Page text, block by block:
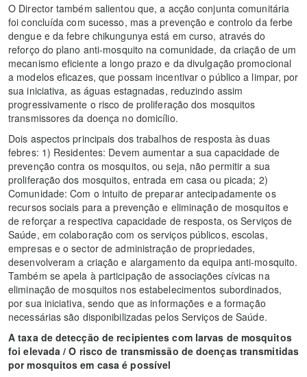
O Director também salientou que, a acção conjunta comunitária
foi concluída com sucesso, mas a prevenção e controlo da ferbe
dengue e da febre chikungunya está em curso, através do
reforço do plano anti-mosquito na comunidade, da criação de um
mecanismo eficiente a longo prazo e da divulgação promocional
a modelos eficazes, que possam incentivar o público a limpar, por
sua iniciativa, as águas estagnadas, reduzindo assim
progressivamente o risco de proliferação dos mosquitos
transmissores da doença no domicílio.
Dois aspectos principais dos trabalhos de resposta às duas
febres: 1) Residentes: Devem aumentar a sua capacidade de
prevenção contra os mosquitos, ou seja, não permitir a sua
proliferação dos mosquitos, entrada em casa ou picada; 2)
Comunidade: Com o intuito de preparar antecipadamente os
recursos sociais para a prevenção e eliminação de mosquitos e
de reforçar a respectiva capacidade de resposta, os Serviços de
Saúde, em colaboração com os serviços públicos, escolas,
empresas e o sector de administração de propriedades,
desenvolveram a criação e alargamento da equipa anti-mosquito.
Também se apela à participação de associações cívicas na
eliminação de mosquitos nos estabelecimentos subordinados,
por sua iniciativa, sendo que as informações e a formação
necessárias são disponibilizadas pelos Serviços de Saúde.
A taxa de detecção de recipientes com larvas de mosquitos
foi elevada / O risco de transmissão de doenças transmitidas
por mosquitos em casa é possível